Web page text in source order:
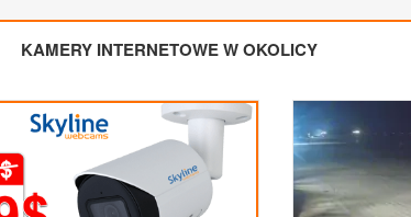
KAMERY INTERNETOWE W OKOLICY